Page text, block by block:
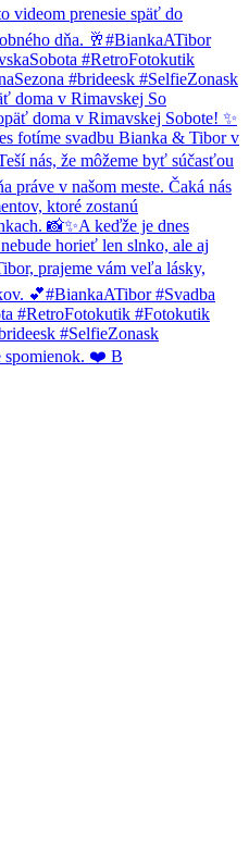
doma v Rimavskej So
spomienok. ❤️ B